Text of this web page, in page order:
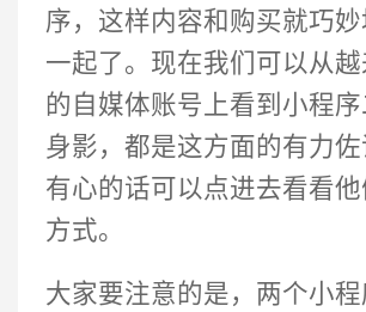
序，这样内容和购买就巧
一起了。现在我们可以从
的自媒体账号上看到小程
身影，都是这方面的有力
有心的话可以点进去看看
方式。
大家要注意的是，两个小